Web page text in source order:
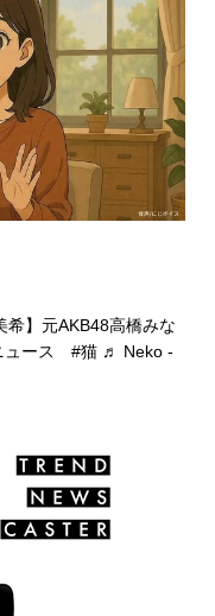
】元AKB48高橋みな
ュース #猫 ♬ Neko -